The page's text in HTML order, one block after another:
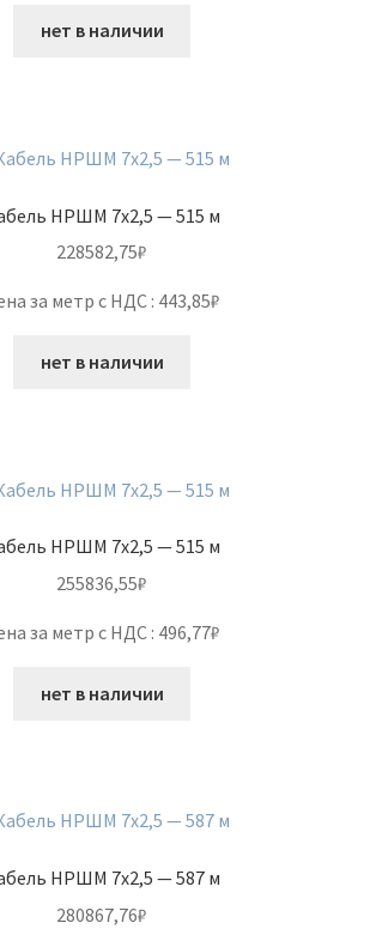
нет в наличии
НРШМ 7х2,5 — 515 м
228582,75₽
за метр с НДС : 443,85₽
нет в наличии
НРШМ 7х2,5 — 515 м
255836,55₽
за метр с НДС : 496,77₽
нет в наличии
НРШМ 7х2,5 — 587 м
280867,76₽